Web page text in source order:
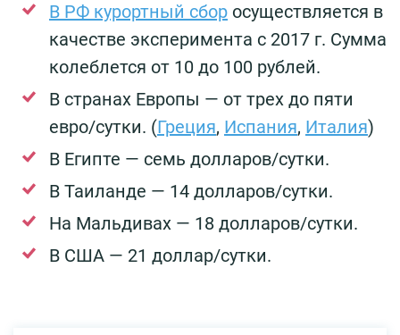
В РФ курортный сбор осуществляется в
качестве эксперимента с 2017 г. Сумма
колеблется от 10 до 100 рублей.
В странах Европы — от трех до пяти
евро/сутки. (Греция, Испания, Италия)
В Египте — семь долларов/сутки.
В Таиланде — 14 долларов/сутки.
На Мальдивах — 18 долларов/сутки.
В США — 21 доллар/сутки.